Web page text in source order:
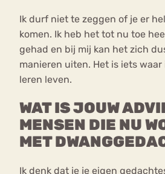
Ik durf niet te zeggen of je er
komen. Ik heb het tot nu toe
gehad en bij mij kan het zich
manieren uiten. Het is iets waar
leren leven.
WAT IS JOUW
MENSEN DIE NU
MET
Ik denk dat je je eigen